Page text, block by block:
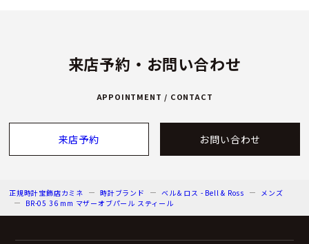
来店予約・お問い合わせ
APPOINTMENT / CONTACT
来店予約 お問い合わせ
正規時計宝飾店カミネ 時計ブランド ベル＆ロス - Bell & Ross
メンズ
BR-05 36 mm マザーオブパール スティール